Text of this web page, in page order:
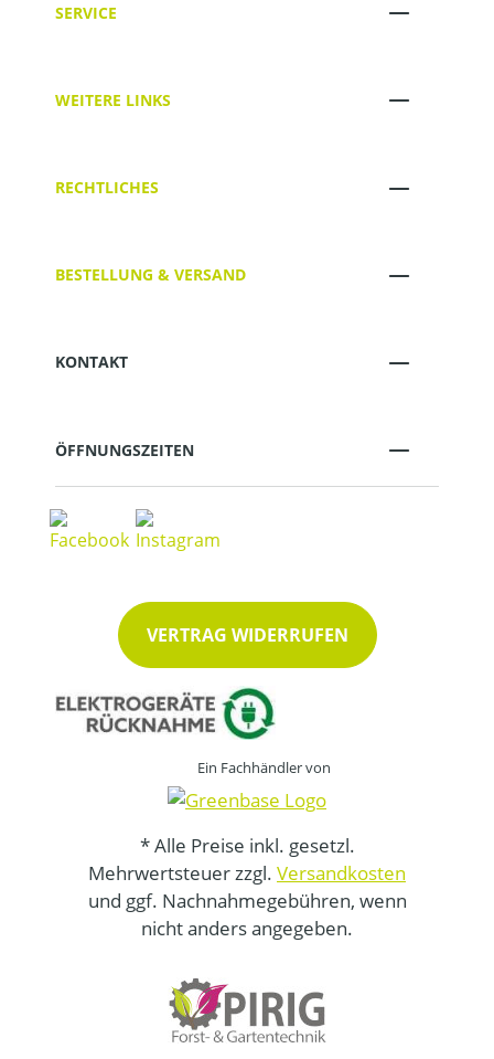
SERVICE
WEITERE LINKS
RECHTLICHES
BESTELLUNG & VERSAND
KONTAKT
ÖFFNUNGSZEITEN
VERTRAG WIDERRUFEN
Ein Fachhändler von
* Alle Preise inkl. gesetzl.
Mehrwertsteuer zzgl. Versandkosten
und ggf. Nachnahmegebühren, wenn
nicht anders angegeben.